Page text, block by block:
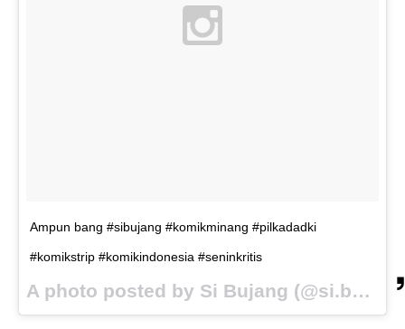
Ampun bang #sibujang #komikminang #pilkadadki
#komikstrip #komikindonesia #seninkritis
A photo posted by Si Bujang (@si.bujang) on